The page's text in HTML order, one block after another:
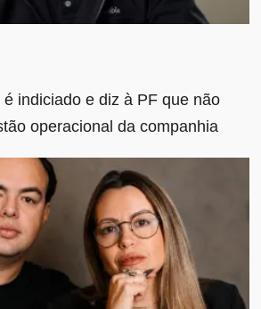
indiciado e diz à PF que não
operacional da companhia